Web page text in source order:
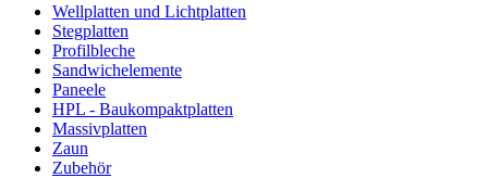
Well­platten und Licht­platten
Steg­platten
Profil­bleche
Sandwich­elemente
Paneele
HPL - Bau­kompakt­platten
Massiv­platten
Zaun
Zubehör